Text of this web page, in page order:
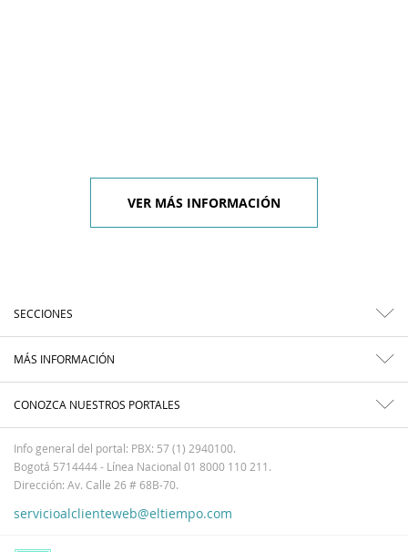
VER MÁS INFORMACIÓN
SECCIONES
MÁS INFORMACIÓN
CONOZCA NUESTROS PORTALES
Info general del portal: PBX: 57 (1) 2940100.
Bogotá 5714444 - Línea Nacional 01 8000 110 211.
Dirección: Av. Calle 26 # 68B-70.
servicioalclienteweb@eltiempo.com